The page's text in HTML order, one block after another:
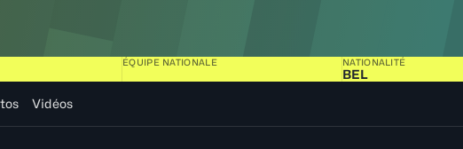
ÉQUIPE NATIONALE NATIONALITÉ
BEL
Vidéos